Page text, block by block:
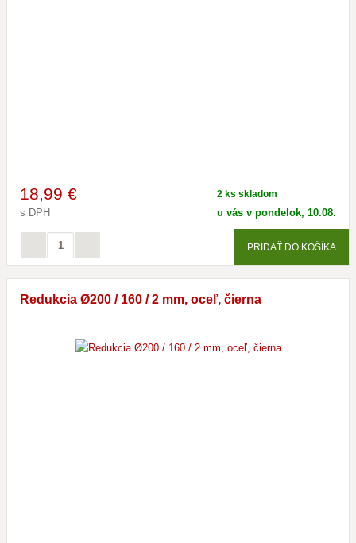
18,99 €
s DPH
2 ks skladom
u vás v pondelok, 10.08.
PRIDAŤ DO KOŠÍKA
Redukcia Ø200 / 160 / 2 mm, oceľ, čierna